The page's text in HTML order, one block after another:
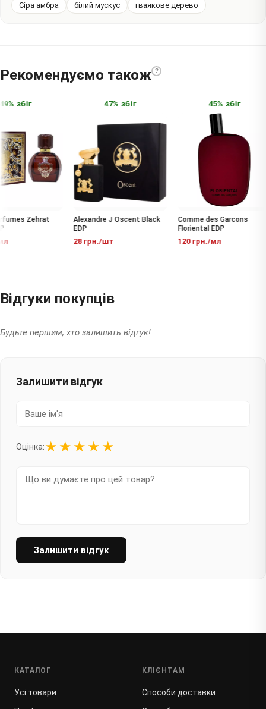
Сіра амбра білий мускус гваякове дерево
Рекомендуємо також ?
збіг
Zehrat
47% збіг
Alexandre J Oscent Black
EDP
28 грн./шт
45% збіг
Comme des Garcons
Floriental EDP
120 грн./мл
Відгуки покупців
Будьте першим, хто залишить відгук!
Залишити відгук
Оцінка:★ ★ ★ ★ ★
Залишити відгук
КАТАЛОГ
Усі товари
КЛІЄНТАМ
Способи доставки